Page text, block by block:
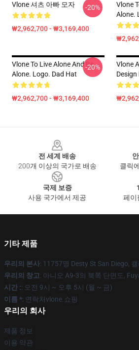
Vlone 셔츠 아빠 모자
₩2,962,700 - ₩3,169,400
-20%
Vlone
Alone.
Vlone To Live Alone And Be
Alone. Logo. Dad Hat
₩2,962,700 - ₩3,169,400
-20%
Vlone
Design
전 세계 배송
200개 이상의 국가로 배송
클릭
국제 보증
사용 국가에서 제공
페이
기타 제품
우리의 본사: 11757명 Desty St San Diego,
우리의 창고: 아니오 A9-3의 북쪽 단면도,
시간 :: 오전 9시 ~ 오후 5시 (월 ~ 금)
이름 *: 연락처vlone.쇼핑
우리의 회사
제품 정보
이용 약관